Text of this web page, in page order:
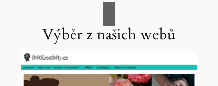
Výběr z našich webů